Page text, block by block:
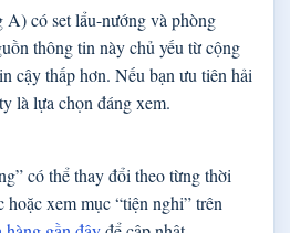
có set lẩu-nướng và phòng
thông tin này chủ yếu từ cộng
cậy thấp hơn. Nếu bạn ưu tiên hải
là lựa chọn đáng xem.
có thể thay đổi theo từng thời
xem mục “tiện nghi” trên